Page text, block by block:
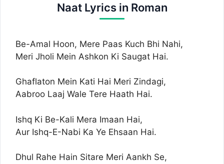
Naat Lyrics in Roman
Be-Amal Hoon, Mere Paas Kuch Bhi Nahi,
Meri Jholi Mein Ashkon Ki Saugat Hai.
Ghaflaton Mein Kati Hai Meri Zindagi,
Aabroo Laaj Wale Tere Haath Hai.
Ishq Ki Be-Kali Mera Imaan Hai,
Aur Ishq-E-Nabi Ka Ye Ehsaan Hai.
Dhul Rahe Hain Sitare Meri Aankh Se,